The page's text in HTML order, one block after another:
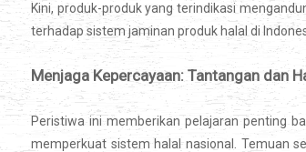
Kini, produk-produk yang terindikasi
terhadap sistem jaminan produk halal di
Menjaga Kepercayaan: Tantangan dan
Peristiwa ini memberikan pelajaran penting
memperkuat sistem halal nasional. Temuan